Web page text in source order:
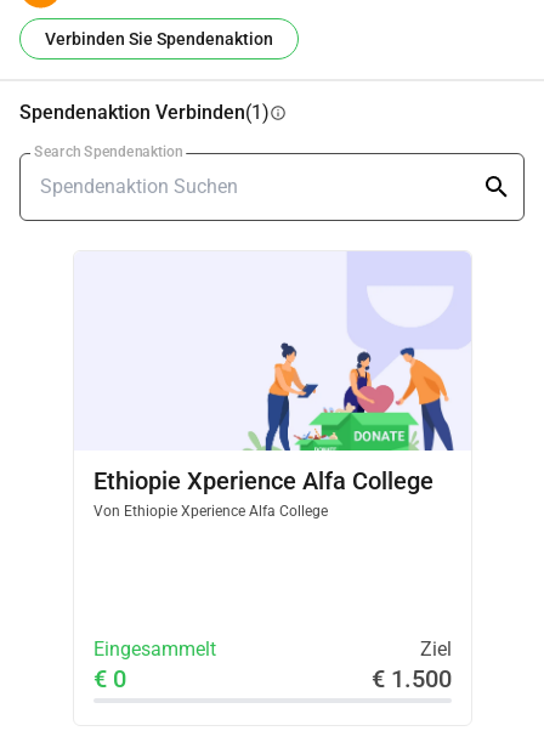
Verbinden Sie Spendenaktion
Spendenaktion Verbinden(1)info
Search Spendenaktion
Ethiopie Xperience Alfa College
Von Ethiopie Xperience Alfa College
Eingesammelt Ziel
€ 0 € 1.500